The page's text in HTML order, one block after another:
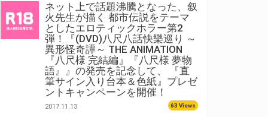
ネット上で話題沸騰となった、叙
火先生が描く 都市伝説をテーマ
としたエロティックホラー第2
弾！『(DVD)八尺八話快樂巡り ～
異形怪奇譚～ THE ANIMATION
『八尺様 完結編』『八尺様 夢物
語』』の発売を記念して、 『直
筆サイン入り台本＆色紙』プレゼ
ントキャンペーンを開催！
2017.11.13 63 Views